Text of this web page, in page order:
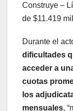
Construye –
de $11.419
Durante el
dificultades
acceder a
cuotas
los
mensuales,